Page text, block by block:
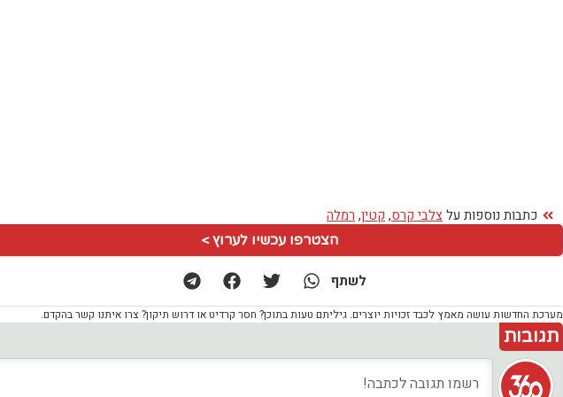
כתבות נוספות עלצלבי קרס, קטין, רמלה
הצטרפו עכשיו לערוץ >
לשתף
מערכת החדשות עושה מאמץ לכבד זכויות יוצרים. גיליתם טעות בתוכן? חסר קרדיט או דרוש תיקון? צרו איתנו קשר בהקדם.
תגובות